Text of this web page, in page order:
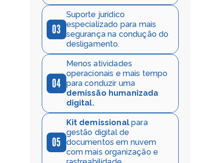
03
Suporte jurídico
especializado para mais
segurança na condução do
desligamento.
04
Menos atividades
operacionais e mais tempo
demissão humanizada
digital.
05
Kit demissional para
gestão digital de
documentos em nuvem
com mais organização e